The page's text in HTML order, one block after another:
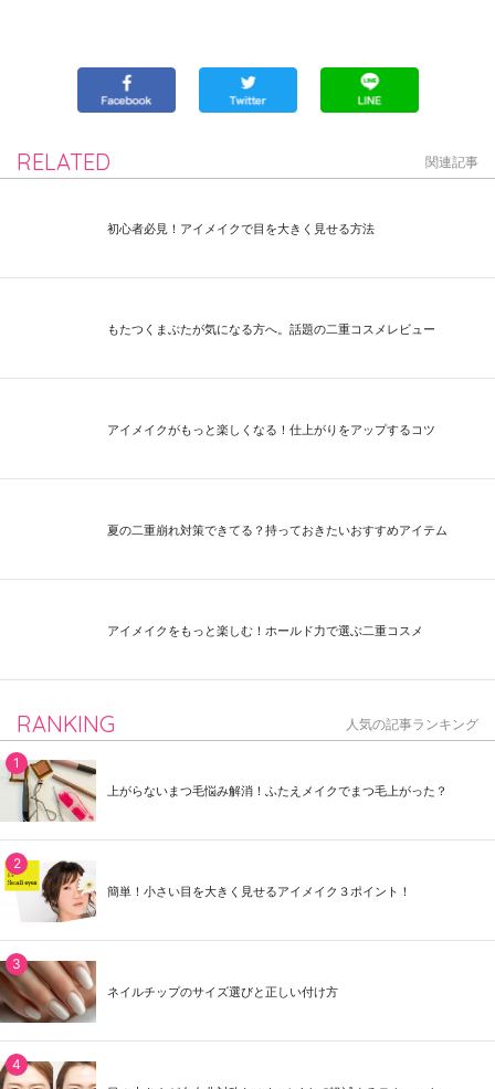
RELATED 関連記事
初心者必見！アイメイクで目を大きく見せる方法
もたつくまぶたが気になる方へ。話題の二重コスメレビュー
アイメイクがもっと楽しくなる！仕上がりをアップするコツ
夏の二重崩れ対策できてる？持っておきたいおすすめアイテム
アイメイクをもっと楽しむ！ホールド力で選ぶ二重コスメ
RANKING 人気の記事ランキング
上がらないまつ毛悩み解消！ふたえメイクでまつ毛上がった？
簡単！小さい目を大きく見せるアイメイク３ポイント！
ネイルチップのサイズ選びと正しい付け方